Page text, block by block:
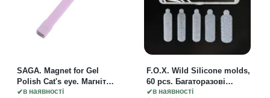
в наявності
SAGA. Magnet for Gel
Polish Cat's eye. Магніт
ФІГУРНИЙ для "котячого
в наявності
F.O.X. Wild Silicone molds,
60 pcs. Багаторазові
силіконові форми для